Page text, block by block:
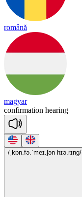
română
magyar
confirmation hearing
/ˌkɒn.fə.ˈmeɪ.ʃən hɪə.rɪng/